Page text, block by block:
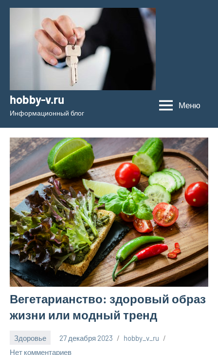
Перейти
содержимому
hobby-v.ru
Информационный блог
Меню
Вегетарианство: здоровый образ
жизни или модный тренд
Здоровье 27 декабря 2023
hobby_v_ru
Нет комментариев